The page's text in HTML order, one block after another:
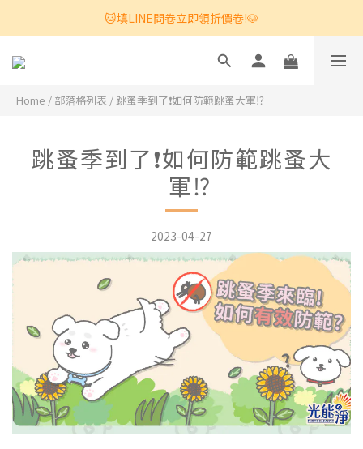
🐱填LINE問卷立即領折價卷!🐶
Home / 部落格列表 /跳蚤季到了❗️如何防範跳蚤大軍⁉️
跳蚤季到了❗️如何防範跳蚤大
軍⁉️
2023-04-27